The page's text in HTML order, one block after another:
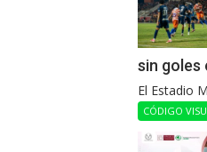
sin goles
El Estadio
CÓDIGO